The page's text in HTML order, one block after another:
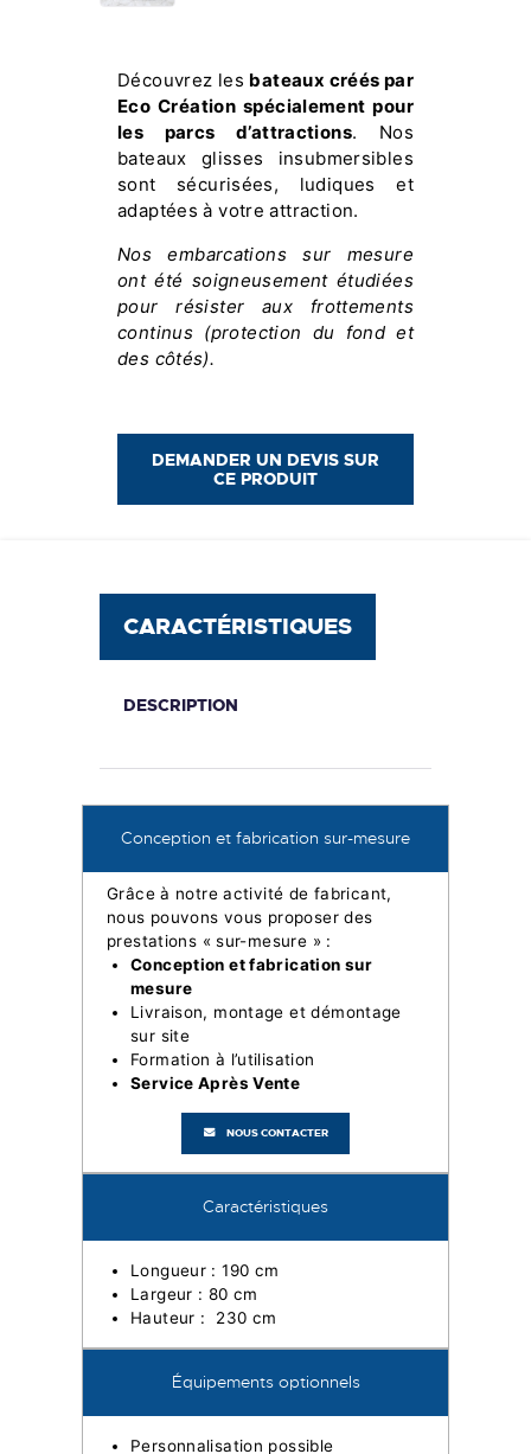
Découvrez les bateaux créés par
Eco Création spécialement pour
les parcs d’attractions. Nos
bateaux glisses insubmersibles
sont sécurisées, ludiques et
adaptées à votre attraction.
Nos embarcations sur mesure
ont été soigneusement étudiées
pour résister aux frottements
continus (protection du fond et
des côtés).
DEMANDER UN DEVIS SUR
CE PRODUIT
CARACTÉRISTIQUES
DESCRIPTION
Conception et fabrication sur-mesure
Grâce à notre activité de fabricant,
nous pouvons vous proposer des
prestations « sur-mesure » :
Conception et fabrication sur
mesure
Livraison, montage et démontage
sur site
Formation à l’utilisation
Service Après Vente
NOUS CONTACTER
Caractéristiques
Longueur : 190 cm
Largeur : 80 cm
Hauteur : 230 cm
Équipements optionnels
Personnalisation possible